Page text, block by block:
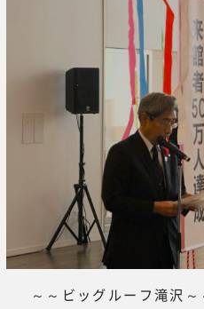
～～ビッグルーフ滝沢～